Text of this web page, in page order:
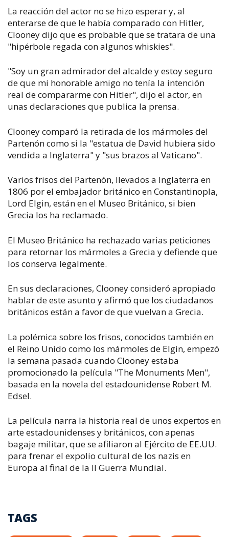
La reacción del actor no se hizo esperar y, al
enterarse de que le había comparado con Hitler,
Clooney dijo que es probable que se tratara de una
"hipérbole regada con algunos whiskies".
"Soy un gran admirador del alcalde y estoy seguro
de que mi honorable amigo no tenía la intención
real de compararme con Hitler", dijo el actor, en
unas declaraciones que publica la prensa.
Clooney comparó la retirada de los mármoles del
Partenón como si la "estatua de David hubiera sido
vendida a Inglaterra" y "sus brazos al Vaticano".
Varios frisos del Partenón, llevados a Inglaterra en
1806 por el embajador británico en Constantinopla,
Lord Elgin, están en el Museo Británico, si bien
Grecia los ha reclamado.
El Museo Británico ha rechazado varias peticiones
para retornar los mármoles a Grecia y defiende que
los conserva legalmente.
En sus declaraciones, Clooney consideró apropiado
hablar de este asunto y afirmó que los ciudadanos
británicos están a favor de que vuelvan a Grecia.
La polémica sobre los frisos, conocidos también en
el Reino Unido como los mármoles de Elgin, empezó
la semana pasada cuando Clooney estaba
promocionado la película "The Monuments Men",
basada en la novela del estadounidense Robert M.
Edsel.
La película narra la historia real de unos expertos en
arte estadounidenses y británicos, con apenas
bagaje militar, que se afiliaron al Ejército de EE.UU.
para frenar el expolio cultural de los nazis en
Europa al final de la II Guerra Mundial.
TAGS